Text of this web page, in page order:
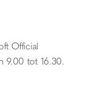
Official
9.00 tot 16.30.